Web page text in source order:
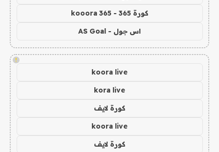
كورة 365 - kooora 365
اس جول - AS Goal
!
koora live
kora live
كورة لايف
koora live
كورة لايف